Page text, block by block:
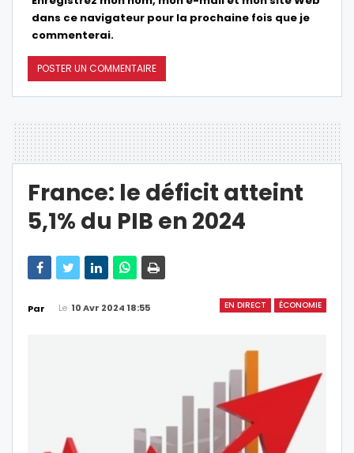
dans ce navigateur pour la prochaine fois que je
commenterai.
France: le déficit atteint
5,1% du PIB en 2024
EN DIRECT ÉCONOMIE
Par Le 10 Avr 2024 18:55